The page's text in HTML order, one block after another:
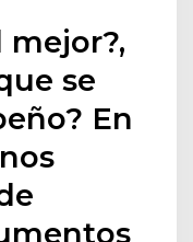
mejor?,
se
En